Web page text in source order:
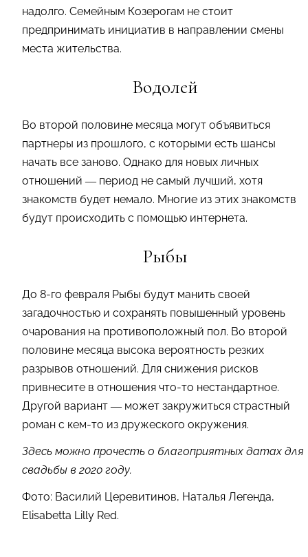
надолго. Семейным Козерогам не стоит
предпринимать инициатив в направлении смены
места жительства.
Водолей
Во второй половине месяца могут объявиться
партнеры из прошлого, с которыми есть шансы
начать все заново. Однако для новых личных
отношений — период не самый лучший, хотя
знакомств будет немало. Многие из этих знакомств
будут происходить с помощью интернета.
Рыбы
До 8-го февраля Рыбы будут манить своей
загадочностью и сохранять повышенный уровень
очарования на противоположный пол. Во второй
половине месяца высока вероятность резких
разрывов отношений. Для снижения рисков
привнесите в отношения что-то нестандартное.
Другой вариант — может закружиться страстный
роман с кем-то из дружеского окружения.
Здесь можно прочесть о благоприятных датах для
свадьбы в 2020 году.
Фото: Василий Церевитинов, Наталья Легенда,
Elisabetta Lilly Red.